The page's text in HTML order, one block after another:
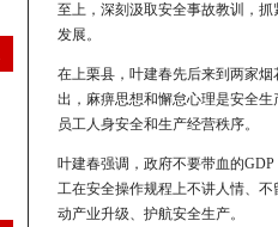
至上，深刻汲取安全事故教训，
发展。
在上栗县，叶建春先后来到两家
出，麻痹思想和懈怠心理是安全
员工人身安全和生产经营秩序。
叶建春强调，政府不要带血的
工在安全操作规程上不讲人情、
动产业升级、护航安全生产。